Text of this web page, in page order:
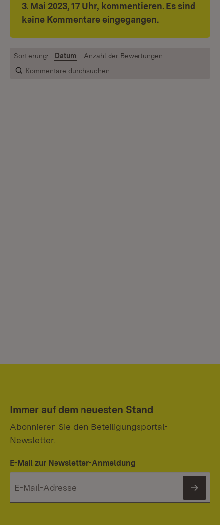
3. Mai 2023, 17 Uhr, kommentieren. Es sind
keine Kommentare eingegangen.
Kommentare durchsuchen
Sortierung: Datum Anzahl der Bewertungen
Immer auf dem neuesten Stand
Abonnieren Sie den Beteiligungsportal-
Newsletter.
E-Mail zur Newsletter-Anmeldung